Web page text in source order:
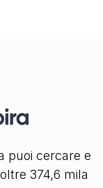
puoi cercare e
374,6 mila